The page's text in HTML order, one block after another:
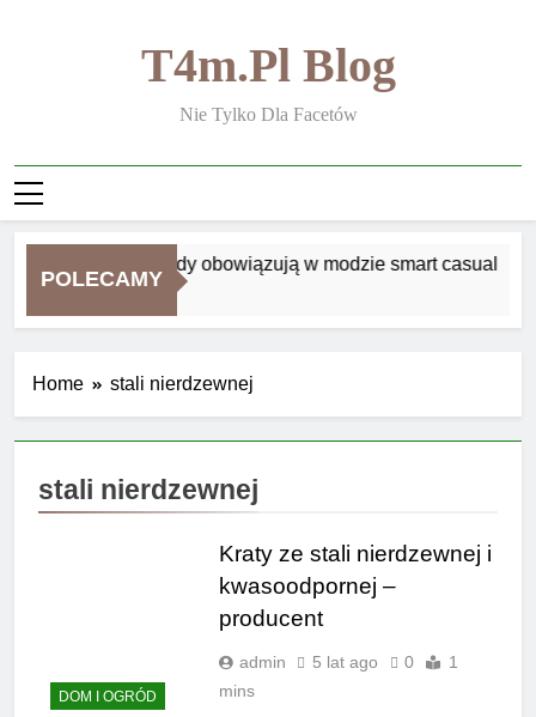
T4m.pl Blog
Nie Tylko Dla Facetów
POLECAMY
Jakie zasady obowiązują w modzie smart casual
Home stali nierdzewnej
stali nierdzewnej
DOM I OGRÓD
Kraty ze stali nierdzewnej i
kwasoodpornej –
producent
admin 5 lat ago 0
1
mins